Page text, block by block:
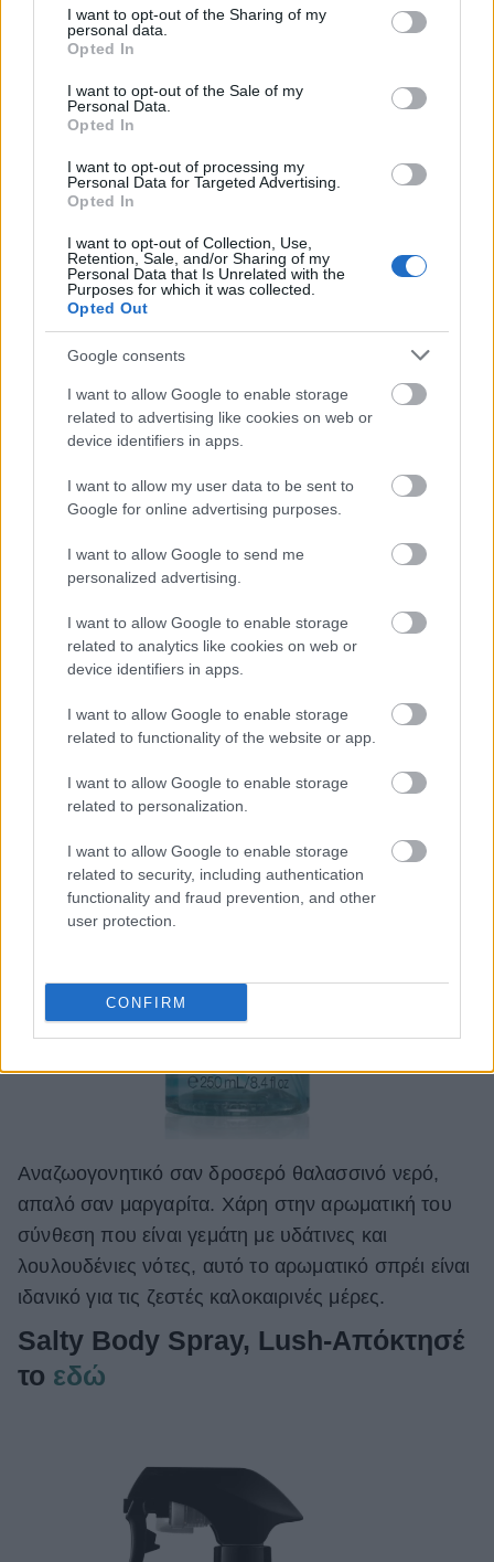
not limited to your visit or usage behaviour. You may click to
grant or deny consent to Google and its third-party tags to
use your data for below specified purposes in below Google
consent section.
I want to opt-out of the Sharing of my
personal data.
Opted In
I want to opt-out of the Sale of my
Personal Data.
Opted In
I want to opt-out of processing my
Personal Data for Targeted Advertising.
Opted In
I want to opt-out of Collection, Use,
Retention, Sale, and/or Sharing of my
Personal Data that Is Unrelated with the
Purposes for which it was collected.
Opted Out
Google consents
I want to allow Google to enable storage
related to advertising like cookies on web or
device identifiers in apps.
I want to allow my user data to be sent to
Google for online advertising purposes.
I want to allow Google to send me
personalized advertising.
I want to allow Google to enable storage
related to analytics like cookies on web or
device identifiers in apps.
I want to allow Google to enable storage
related to functionality of the website or app.
I want to allow Google to enable storage
related to personalization.
I want to allow Google to enable storage
related to security, including authentication
functionality and fraud prevention, and other
user protection.
CONFIRM
Victoria's Secret-Απόκτησέ τοεδώ
Αναζωογονητικό σαν δροσερό θαλασσινό νερό,
απαλό σαν μαργαρίτα. Χάρη στην αρωματική του
σύνθεση που είναι γεμάτη με υδάτινες και
λουλουδένιες νότες, αυτό το αρωματικό σπρέι είναι
ιδανικό για τις ζεστές καλοκαιρινές μέρες.
Salty Body Spray, Lush-Απόκτησέ
το εδώ